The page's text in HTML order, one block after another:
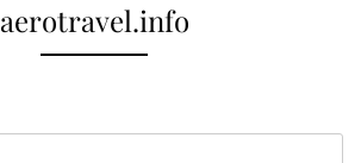
aerotravel.info